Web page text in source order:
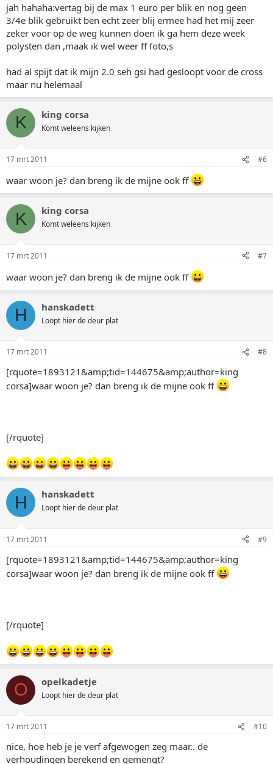
jah hahaha:vertag bij de max 1 euro per blik en nog geen
3/4e blik gebruikt ben echt zeer blij ermee had het mij zeer
zeker voor op de weg kunnen doen ik ga hem deze week
polysten dan ,maak ik wel weer ff foto,s
had al spijt dat ik mijn 2.0 seh gsi had gesloopt voor de cross
maar nu helemaal
K king corsa
Komt weleens kijken
17 mrt 2011 #6
waar woon je? dan breng ik de mijne ook ff
K king corsa
Komt weleens kijken
17 mrt 2011 #7
waar woon je? dan breng ik de mijne ook ff
H hanskadett
Loopt hier de deur plat
17 mrt 2011 #8
[rquote=1893121&amp;tid=144675&amp;author=king
corsa]waar woon je? dan breng ik de mijne ook ff
[/rquote]
H hanskadett
Loopt hier de deur plat
17 mrt 2011 #9
[rquote=1893121&amp;tid=144675&amp;author=king
corsa]waar woon je? dan breng ik de mijne ook ff
[/rquote]
O opelkadetje
Loopt hier de deur plat
17 mrt 2011 #10
nice, hoe heb je je verf afgewogen zeg maar.. de
verhoudingen berekend en gemengt?